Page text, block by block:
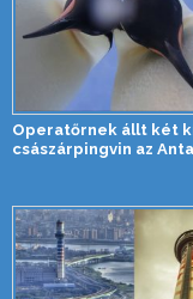
Operatőrnek állt két
császárpingvin az